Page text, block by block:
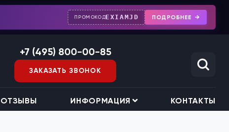
ПРОМОКОДEXIAMJD ПОДРОБНЕЕ
ОТЗЫВЫ ИНФОРМАЦИЯ КОНТАКТЫ
+7 (495) 800-00-85
ЗАКАЗАТЬ ЗВОНОК